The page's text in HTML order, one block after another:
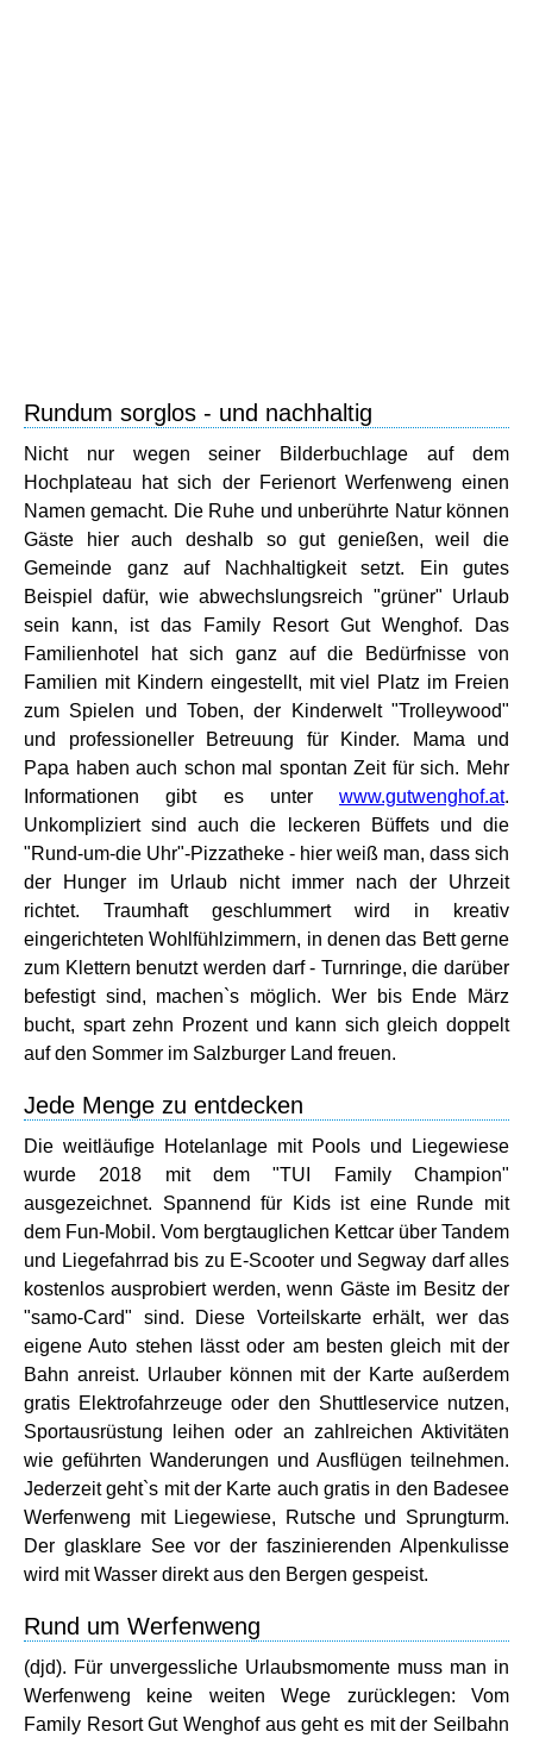
Rundum sorglos - und nachhaltig
Nicht nur wegen seiner Bilderbuchlage auf dem
Hochplateau hat sich der Ferienort Werfenweng einen
Namen gemacht. Die Ruhe und unberührte Natur können
Gäste hier auch deshalb so gut genießen, weil die
Gemeinde ganz auf Nachhaltigkeit setzt. Ein gutes
Beispiel dafür, wie abwechslungsreich "grüner" Urlaub
sein kann, ist das Family Resort Gut Wenghof. Das
Familienhotel hat sich ganz auf die Bedürfnisse von
Familien mit Kindern eingestellt, mit viel Platz im Freien
zum Spielen und Toben, der Kinderwelt "Trolleywood"
und professioneller Betreuung für Kinder. Mama und
Papa haben auch schon mal spontan Zeit für sich. Mehr
Informationen gibt es unter www.gutwenghof.at.
Unkompliziert sind auch die leckeren Büffets und die
"Rund-um-die Uhr"-Pizzatheke - hier weiß man, dass sich
der Hunger im Urlaub nicht immer nach der Uhrzeit
richtet. Traumhaft geschlummert wird in kreativ
eingerichteten Wohlfühlzimmern, in denen das Bett gerne
zum Klettern benutzt werden darf - Turnringe, die darüber
befestigt sind, machen`s möglich. Wer bis Ende März
bucht, spart zehn Prozent und kann sich gleich doppelt
auf den Sommer im Salzburger Land freuen.
Jede Menge zu entdecken
Die weitläufige Hotelanlage mit Pools und Liegewiese
wurde 2018 mit dem "TUI Family Champion"
ausgezeichnet. Spannend für Kids ist eine Runde mit
dem Fun-Mobil. Vom bergtauglichen Kettcar über Tandem
und Liegefahrrad bis zu E-Scooter und Segway darf alles
kostenlos ausprobiert werden, wenn Gäste im Besitz der
"samo-Card" sind. Diese Vorteilskarte erhält, wer das
eigene Auto stehen lässt oder am besten gleich mit der
Bahn anreist. Urlauber können mit der Karte außerdem
gratis Elektrofahrzeuge oder den Shuttleservice nutzen,
Sportausrüstung leihen oder an zahlreichen Aktivitäten
wie geführten Wanderungen und Ausflügen teilnehmen.
Jederzeit geht`s mit der Karte auch gratis in den Badesee
Werfenweng mit Liegewiese, Rutsche und Sprungturm.
Der glasklare See vor der faszinierenden Alpenkulisse
wird mit Wasser direkt aus den Bergen gespeist.
Rund um Werfenweng
(djd). Für unvergessliche Urlaubsmomente muss man in
Werfenweng keine weiten Wege zurücklegen: Vom
Family Resort Gut Wenghof aus geht es mit der Seilbahn